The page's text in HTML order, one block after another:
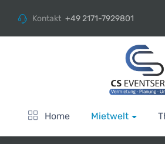
Kontakt +49 2171-7929801
Home Mietwelt